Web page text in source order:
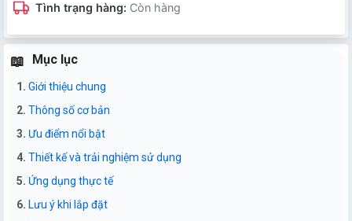
Tình trạng hàng: Còn hàng
Mục lục
Giới thiệu chung
Thông số cơ bản
Ưu điểm nổi bật
Thiết kế và trải nghiệm sử dụng
Ứng dụng thực tế
Lưu ý khi lắp đặt